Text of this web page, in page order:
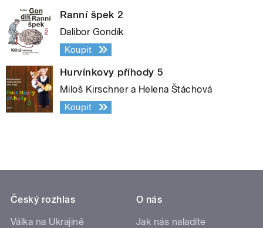
Ranní špek 2
Dalibor Gondík
Koupit
Hurvínkovy příhody 5
Miloš Kirschner a Helena Štáchová
Koupit
Český rozhlas
Válka na Ukrajině
O nás
Jak nás naladíte